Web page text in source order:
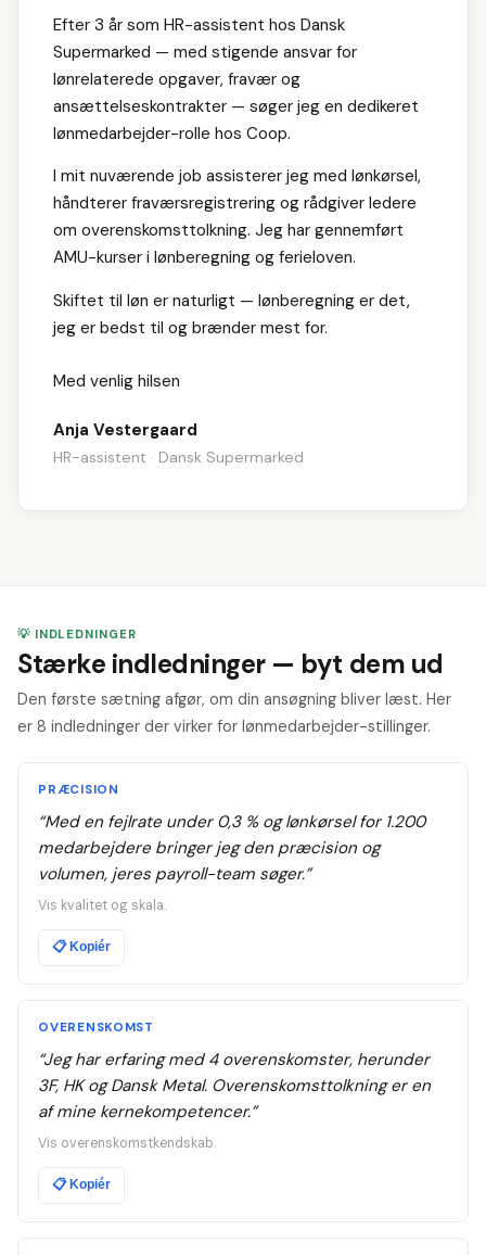
Efter 3 år som HR-assistent hos Dansk
Supermarked — med stigende ansvar for
lønrelaterede opgaver, fravær og
ansættelseskontrakter — søger jeg en dedikeret
lønmedarbejder-rolle hos Coop.
I mit nuværende job assisterer jeg med lønkørsel,
håndterer fraværsregistrering og rådgiver ledere
om overenskomsttolkning. Jeg har gennemført
AMU-kurser i lønberegning og ferieloven.
Skiftet til løn er naturligt — lønberegning er det,
jeg er bedst til og brænder mest for.
Med venlig hilsen
Anja Vestergaard
HR-assistent · Dansk Supermarked
💡 INDLEDNINGER
Stærke indledninger — byt dem ud
Den første sætning afgør, om din ansøgning bliver læst. Her
er 8 indledninger der virker for lønmedarbejder-stillinger.
PRÆCISION
“Med en fejlrate under 0,3 % og lønkørsel for 1.200
medarbejdere bringer jeg den præcision og
volumen, jeres payroll-team søger.”
Vis kvalitet og skala.
📋Kopiér
OVERENSKOMST
“Jeg har erfaring med 4 overenskomster, herunder
3F, HK og Dansk Metal. Overenskomsttolkning er en
af mine kernekompetencer.”
Vis overenskomstkendskab.
📋Kopiér